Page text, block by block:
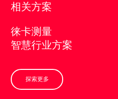
相关方案
徕卡测量
智慧行业方案
探索更多